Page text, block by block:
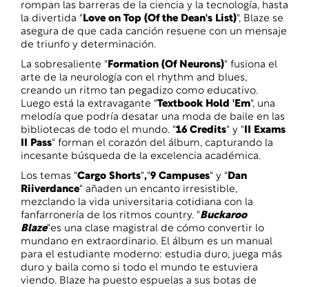
rompan las barreras de la ciencia y la tecnología, hasta
la divertida "Love on Top (Of the Dean's List)", Blaze se
asegura de que cada canción resuene con un mensaje
de triunfo y determinación.
La sobresaliente "Formation (Of Neurons)" fusiona el
arte de la neurología con el rhythm and blues,
creando un ritmo tan pegadizo como educativo.
Luego está la extravagante "Textbook Hold 'Em", una
melodía que podría desatar una moda de baile en las
bibliotecas de todo el mundo. "16 Credits" y "II Exams
II Pass" forman el corazón del álbum, capturando la
incesante búsqueda de la excelencia académica.
Los temas "Cargo Shorts","9 Campuses" y "Dan
Riiverdance" añaden un encanto irresistible,
mezclando la vida universitaria cotidiana con la
fanfarronería de los ritmos country. "Buckaroo
Blaze"es una clase magistral de cómo convertir lo
mundano en extraordinario. El álbum es un manual
para el estudiante moderno: estudia duro, juega más
duro y baila como si todo el mundo te estuviera
viendo. Blaze ha puesto espuelas a sus botas de